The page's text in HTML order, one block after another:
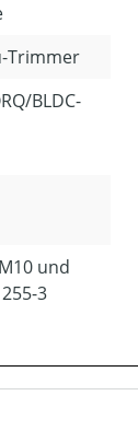
Trimmer
BLDC-
und
3